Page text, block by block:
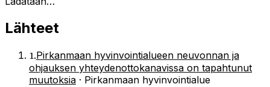
Lähteet
1.Pirkanmaan hyvinvointialueen neuvonnan ja
ohjauksen yhteydenottokanavissa on tapahtunut
muutoksia · Pirkanmaan hyvinvointialue